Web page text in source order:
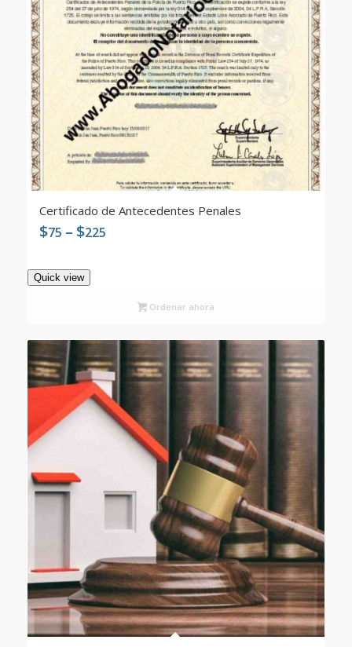
Certificado de Antecedentes Penales
$75 – $225
$225
Quick view
Ordenar ahora